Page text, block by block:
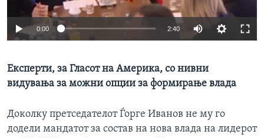
0:00 2:40
Експерти, за Гласот на Америка, со нивни
видувања за можни опции за формирање влада
Доколку претседателот Ѓорге Иванов не му го
додели мандатот за состав на нова влада на лидерот